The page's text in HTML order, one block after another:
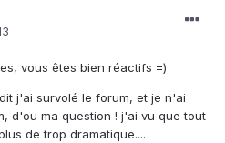
vous êtes bien réactifs =)
j'ai survolé le forum, et je n'ai
d'ou ma question ! j'ai vu que tout
de trop dramatique....